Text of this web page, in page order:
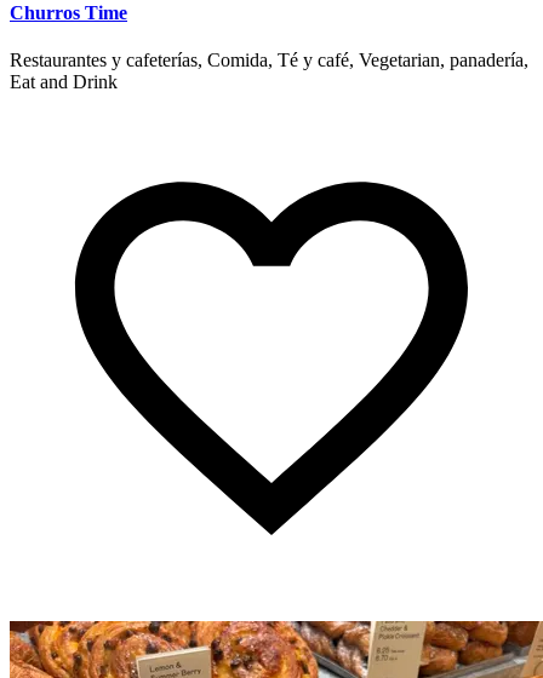
Churros Time
Restaurantes y cafeterías, Comida, Té y café, Vegetarian, panadería,
Eat and Drink